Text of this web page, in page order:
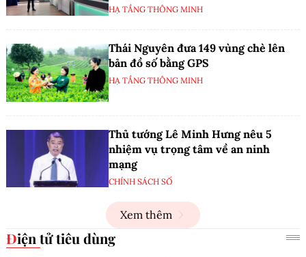
HẠ TẦNG THÔNG MINH
Thái Nguyên đưa 149 vùng chè lên
bản đồ số bằng GPS
HẠ TẦNG THÔNG MINH
Thủ tướng Lê Minh Hưng nêu 5
nhiệm vụ trọng tâm về an ninh
mạng
CHÍNH SÁCH SỐ
Xem thêm
Điện tử tiêu dùng